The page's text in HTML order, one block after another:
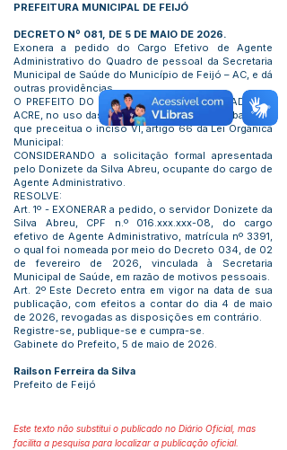
PREFEITURA MUNICIPAL DE FEIJÓ
DECRETO Nº 081, DE 5 DE MAIO DE 2026.
Exonera a pedido do Cargo Efetivo de Agente
Administrativo do Quadro de pessoal da Secretaria
Municipal de Saúde do Município de Feijó – AC, e dá
outras providências.
O PREFEITO DO MUNICÍPIO DE FEIJÓ, ESTADO DO
ACRE, no uso das atribuições legais e com base no
que preceitua o inciso VI, artigo 66 da Lei Orgânica
Municipal:
CONSIDERANDO a solicitação formal apresentada
pelo Donizete da Silva Abreu, ocupante do cargo de
Agente Administrativo.
RESOLVE:
Art. 1º - EXONERAR a pedido, o servidor Donizete da
Silva Abreu, CPF n.º 016.xxx.xxx-08, do cargo
efetivo de Agente Administrativo, matrícula nº 3391,
o qual foi nomeada por meio do Decreto 034, de 02
de fevereiro de 2026, vinculada à Secretaria
Municipal de Saúde, em razão de motivos pessoais.
Art. 2º Este Decreto entra em vigor na data de sua
publicação, com efeitos a contar do dia 4 de maio
de 2026, revogadas as disposições em contrário.
Registre-se, publique-se e cumpra-se.
Gabinete do Prefeito, 5 de maio de 2026.
Railson Ferreira da Silva
Prefeito de Feijó
Este texto não substitui o publicado no Diário Oficial, mas
facilita a pesquisa para localizar a publicação oficial.